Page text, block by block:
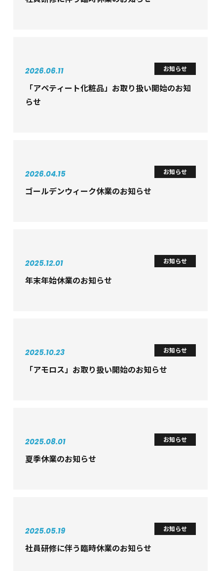
2026.06.11 お知らせ
「アペティート化粧品」お取り扱い開始のお知
らせ
2026.04.15 お知らせ
ゴールデンウィーク休業のお知らせ
2025.12.01 お知らせ
年末年始休業のお知らせ
2025.10.23 お知らせ
「アモロス」お取り扱い開始のお知らせ
2025.08.01 お知らせ
夏季休業のお知らせ
2025.05.19 お知らせ
社員研修に伴う臨時休業のお知らせ